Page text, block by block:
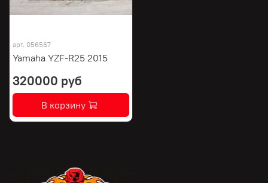
арт. 056567
Yamaha YZF-R25 2015
320000 руб
В корзину